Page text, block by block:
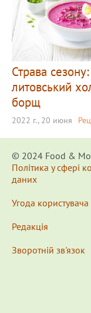
Страва сезону:
литовський
борщ
2022 г., 20 июня
© 2024 Food &
Політика у сфері
даних
Угода користувача
Редакція
Зворотній зв'язок